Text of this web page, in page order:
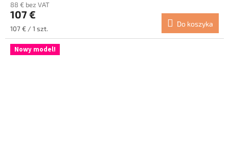
produktu
wynosi
4.7
5
gwiazdek.
88 € bez VAT
107 €
Cena
jednostkowa:
107 € / 1 szt.
Do koszyka
Nowy model!